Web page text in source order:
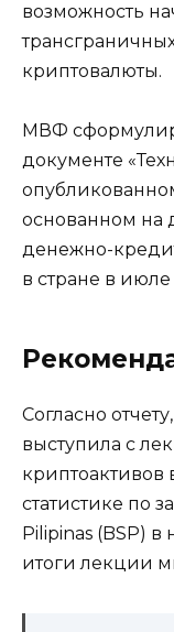
возможность
криптовалюты.
МВФ
документе
основанном
денежно-
в стране в июле
Согласно
выступила с
статистике по
Pilipinas (BSP) в
итоги лекции